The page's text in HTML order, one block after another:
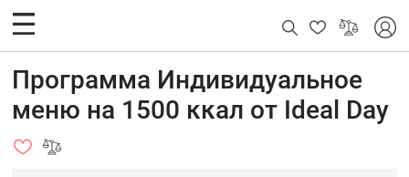
Программа Индивидуальное
меню на 1500 ккал от Ideal Day